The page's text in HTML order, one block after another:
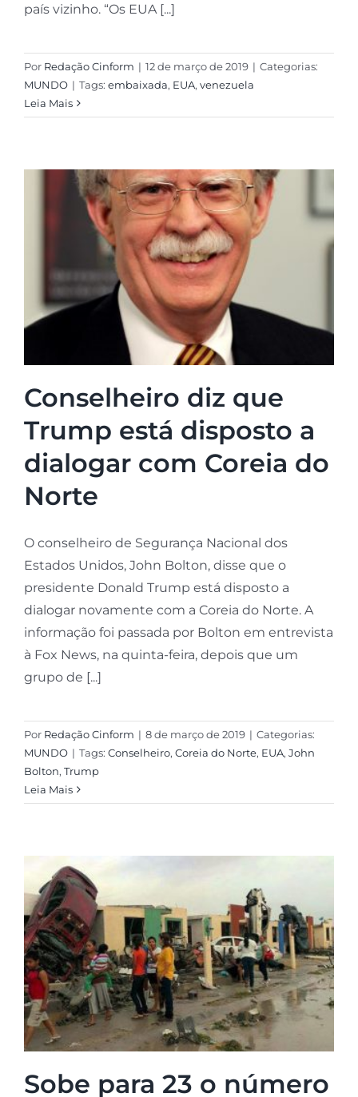
país vizinho. “Os EUA [...]
Por Redação Cinform | 12 de março de 2019 | Categorias:
MUNDO | Tags: embaixada, EUA, venezuela
Leia Mais
Conselheiro diz que
Trump está disposto a
dialogar com Coreia do
Norte
O conselheiro de Segurança Nacional dos
Estados Unidos, John Bolton, disse que o
presidente Donald Trump está disposto a
dialogar novamente com a Coreia do Norte. A
informação foi passada por Bolton em entrevista
à Fox News, na quinta-feira, depois que um
grupo de [...]
Por Redação Cinform | 8 de março de 2019 | Categorias:
MUNDO | Tags: Conselheiro, Coreia do Norte, EUA, John
Bolton, Trump
Leia Mais
Sobe para 23 o número